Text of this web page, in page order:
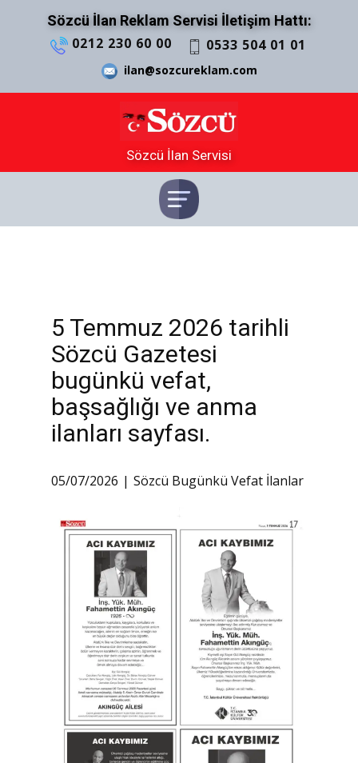
Sözcü İlan Reklam Servisi İletişim Hattı:
0212 230 60 00 0533 504 01 01
ilan@sozcureklam.com
Sözcü İlan Servisi
5 Temmuz 2026 tarihli
Sözcü Gazetesi
bugünkü vefat,
başsağlığı ve anma
ilanları sayfası.
05/07/2026 Sözcü Bugünkü Vefat İlanlar